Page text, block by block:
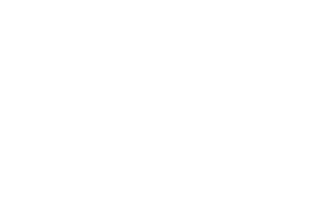
Keine
Wie gelingt
ohne dass